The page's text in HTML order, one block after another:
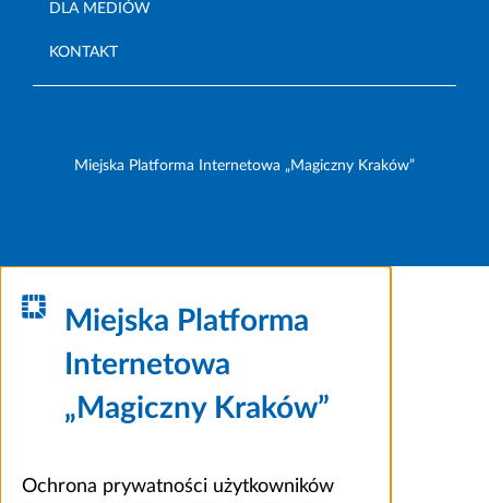
DLA MEDIÓW
KONTAKT
Miejska Platforma Internetowa „Magiczny Kraków”
Miejska Platforma
Internetowa
„Magiczny Kraków”
Ochrona prywatności użytkowników